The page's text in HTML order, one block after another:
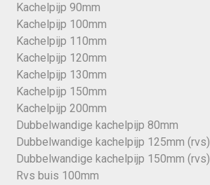
Kachelpijp 90mm
Kachelpijp 100mm
Kachelpijp 110mm
Kachelpijp 120mm
Kachelpijp 130mm
Kachelpijp 150mm
Kachelpijp 200mm
Dubbelwandige kachelpijp 80mm
Dubbelwandige kachelpijp 125mm (rvs)
Dubbelwandige kachelpijp 150mm (rvs)
Rvs buis 100mm